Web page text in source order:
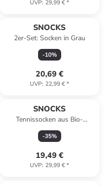
UVP: 29,99 €*
SNOCKS
2er-Set: Socken in Grau
-10%
20,69 €
UVP: 22,99 €*
SNOCKS
Tennissocken aus Bio-
Baumwolle 2 Paar in Mix
(Love)
-35%
19,49 €
UVP: 29,99 €*